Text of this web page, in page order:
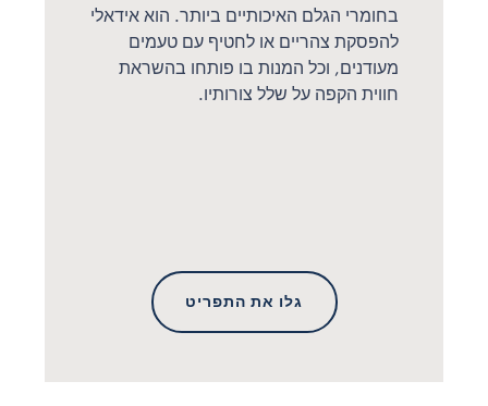
בחומרי הגלם האיכותיים ביותר. הוא אידאלי
להפסקת צהריים או לחטיף עם טעמים
מעודנים, וכל המנות בו פותחו בהשראת
חווית הקפה על שלל צורותיו.
גלו את התפריט